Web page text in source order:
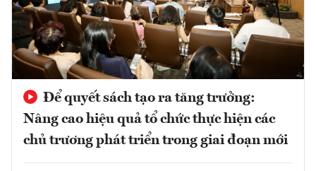
Để quyết sách tạo ra tăng trưởng:
Nâng cao hiệu quả tổ chức thực hiện các
chủ trương phát triển trong giai đoạn mới